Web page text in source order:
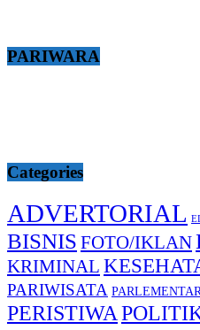
PARIWARA
Categories
ADVERTORIAL
BISNIS FOTO/IKLAN
KRIMINAL
PARIWISATA
PERISTIWA